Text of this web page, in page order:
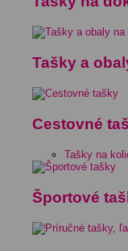
Tašky a
Cestovné
Tašky na
Športové